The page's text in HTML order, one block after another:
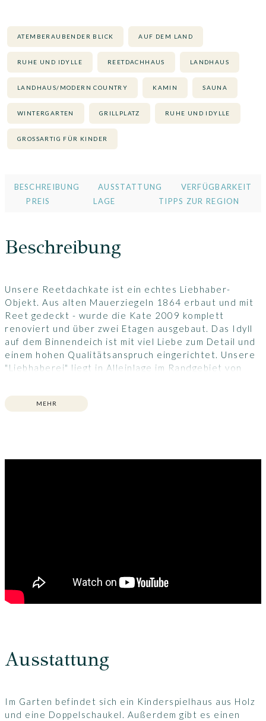
ATEMBERAUBENDER BLICK AUF DEM LAND
RUHE UND IDYLLE REETDACHHAUS LANDHAUS
LANDHAUS/MODERN COUNTRY KAMIN SAUNA
WINTERGARTEN GRILLPLATZ RUHE UND IDYLLE
GROSSARTIG FÜR KINDER
BESCHREIBUNG AUSSTATTUNG
VERFÜGBARKEIT
PREIS
LAGE TIPPS ZUR REGION
Beschreibung
Unsere Reetdachkate ist ein echtes Liebhaber-
Objekt. Aus alten Mauerziegeln 1864 erbaut und mit
Reet gedeckt - wurde die Kate 2009 komplett
renoviert und über zwei Etagen ausgebaut. Das Idyll
auf dem Binnendeich ist mit viel Liebe zum Detail und
einem hohen Qualitätsanspruch eingerichtet. Unsere
"Liebhaberei" liegt in Alleinlage im Randgebiet von
Marschlandschaft. Das Haus ist umgeben von einem
reizvollen Bauerngarten und einer überdachten
einem unbeschreiblichen Blick in die Landschaft. Vor
MEHR
Ausstattung
Im Garten befindet sich ein Kinderspielhaus aus Holz
und eine Doppelschaukel. Außerdem gibt es einen